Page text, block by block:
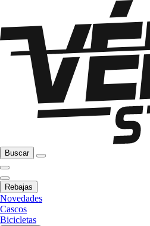
Buscar
Rebajas
Novedades
Cascos
Bicicletas